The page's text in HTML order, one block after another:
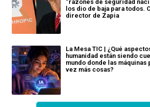
“razones de seguridad
los dio de baja para todos.
director de Zapia
La Mesa TIC | ¿Qué
humanidad están siendo
mundo donde las máquinas
vez más cosas?